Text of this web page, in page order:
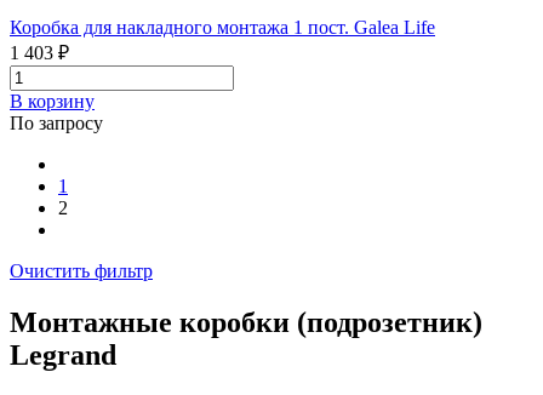
Коробка для накладного монтажа 1 пост. Galea Life
1 403 ₽
В корзинy
По запросу
1
2
Очистить фильтр
Монтажные коробки (подрозетник)
Legrand